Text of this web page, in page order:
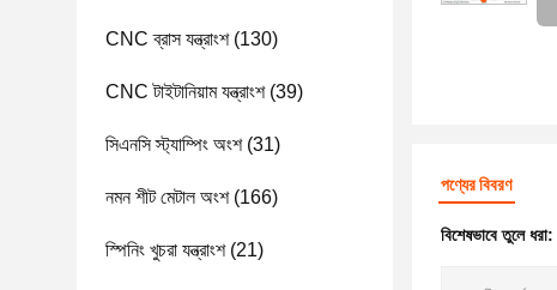
CNC ব্রাস যন্ত্রাংশ(130)
CNC টাইটানিয়াম যন্ত্রাংশ(39)
সিএনসি স্ট্যাম্পিং অংশ(31)
নমন শীট মেটাল অংশ(166)
স্পিনিং খুচরা যন্ত্রাংশ(21)
পণ্যের বিবরণ
বিশেষভাবে তুলে ধরা: